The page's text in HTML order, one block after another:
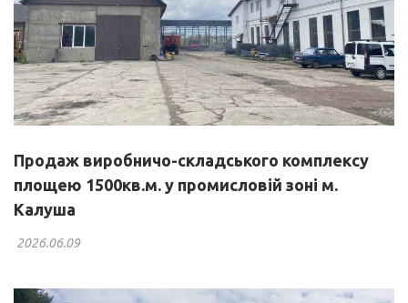
Продаж виробничо-складського комплексу
площею 1500кв.м. у промисловій зоні м.
Калуша
2026.06.09